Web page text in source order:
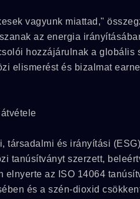
vagyunk miattad,"
az energia
hozzájárulnak a globális
elismerést és bizalmat
társadalmi és irányítási
tanúsítványt szerzett,
az ISO 14064
és a szén-dioxid